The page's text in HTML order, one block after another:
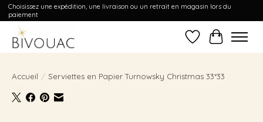
Choisissez une expédition, une livraison ou un retrait en magasin lors du
paiement
Liste dePanier
Accueil / Serviettes en Papier Turnowsky Christmas 33*33